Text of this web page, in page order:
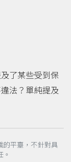
了某些受到保
法？單純提及
的平臺，不針對具